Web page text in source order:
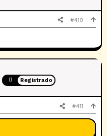
#410
Registrado
#411